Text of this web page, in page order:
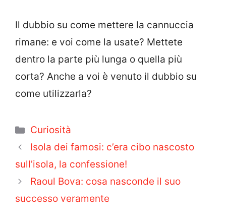
Il dubbio su come mettere la cannuccia
rimane: e voi come la usate? Mettete
dentro la parte più lunga o quella più
corta? Anche a voi è venuto il dubbio su
come utilizzarla?
Categorie
Curiosità
Isola dei famosi: c’era cibo nascosto
sull’isola, la confessione!
Raoul Bova: cosa nasconde il suo
successo veramente